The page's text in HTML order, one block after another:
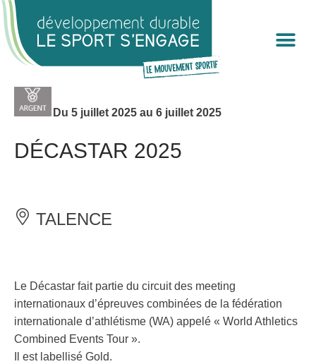
Du 5 juillet 2025 au 6 juillet 2025
DÉCASTAR 2025
TALENCE
Le Décastar fait partie du circuit des meeting
internationaux d’épreuves combinées de la fédération
internationale d’athlétisme (WA) appelé « World Athletics
Combined Events Tour ».
Il est labellisé Gold.
Cookies management panel